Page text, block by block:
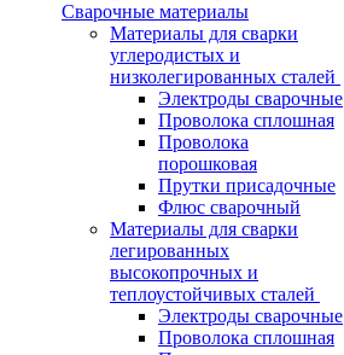
Сварочные материалы
Материалы для сварки
углеродистых и
низколегированных сталей
Электроды сварочные
Проволока сплошная
Проволока
порошковая
Прутки присадочные
Флюс сварочный
Материалы для сварки
легированных
высокопрочных и
теплоустойчивых сталей
Электроды сварочные
Проволока сплошная